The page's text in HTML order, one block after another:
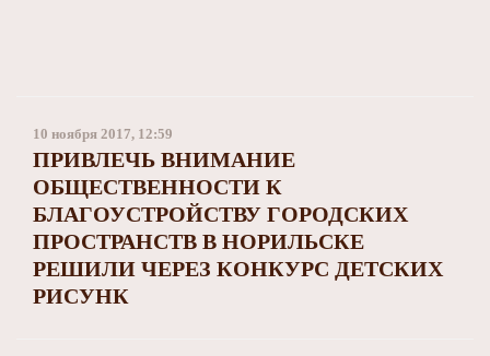
10 ноября 2017, 12:59
ПРИВЛЕЧЬ ВНИМАНИЕ
ОБЩЕСТВЕННОСТИ К
БЛАГОУСТРОЙСТВУ ГОРОДСКИХ
ПРОСТРАНСТВ В НОРИЛЬСКЕ
РЕШИЛИ ЧЕРЕЗ КОНКУРС ДЕТСКИХ
РИСУНК